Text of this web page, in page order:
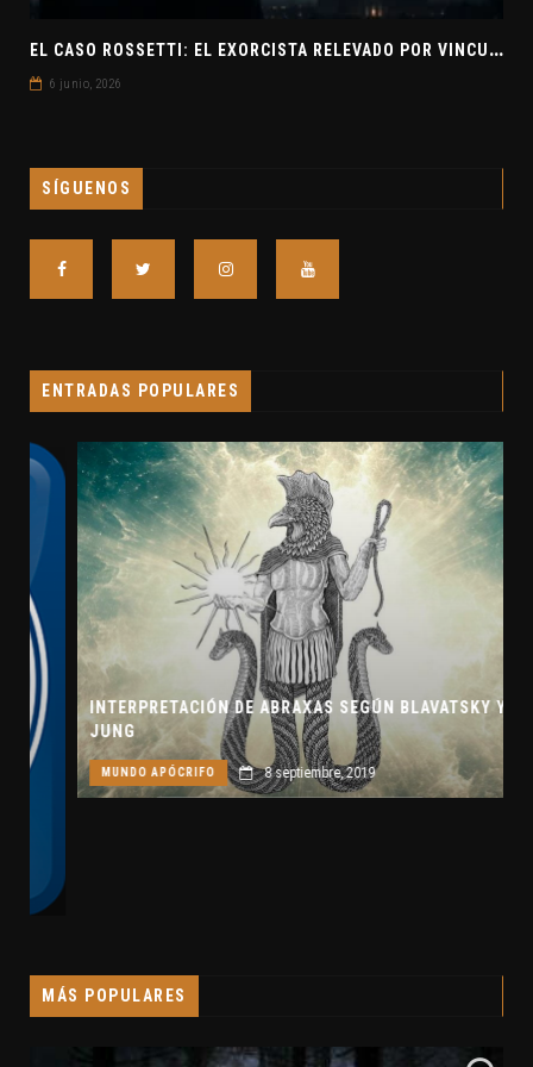
E
L CASO ROSSETTI: EL EXORCISTA RELEVADO POR VINCULAR OVNIS Y DEMONIOS
6 junio, 2026
SÍGUENOS
ENTRADAS POPULARES
INTERPRETACIÓN DE ABRAXAS SEGÚN BLAVATSKY Y
JUNG
MUNDO APÓCRIFO 8 septiembre, 2019
MÁS POPULARES